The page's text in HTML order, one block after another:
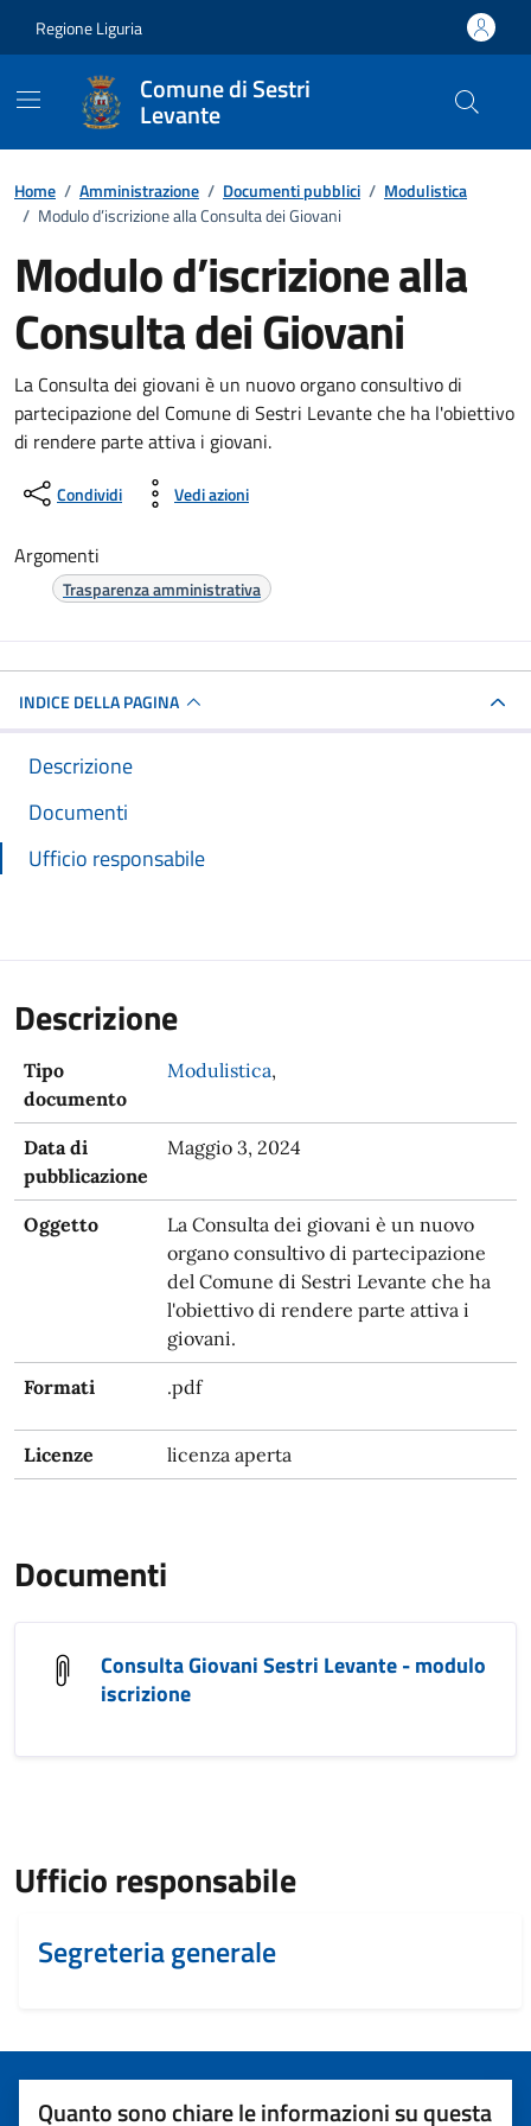
Regione Liguria
Comune di Sestri
Levante
Home / Amministrazione / Documenti pubblici / Modulistica
/ Modulo d’iscrizione alla Consulta dei Giovani
Modulo d’iscrizione alla
Consulta dei Giovani
Dettagli del documento
La Consulta dei giovani è un nuovo organo consultivo di
partecipazione del Comune di Sestri Levante che ha l'obiettivo
di rendere parte attiva i giovani.
Condividi Vedi azioni
Argomenti
Trasparenza amministrativa
INDICE DELLA PAGINA
Descrizione
Documenti
Ufficio responsabile
Descrizione
Tipo
documento
Modulistica,
Data di
pubblicazione
Maggio 3, 2024
Oggetto
La Consulta dei giovani è un nuovo
organo consultivo di partecipazione
del Comune di Sestri Levante che ha
l'obiettivo di rendere parte attiva i
giovani.
Formati .pdf
Licenze licenza aperta
Documenti
Consulta Giovani Sestri Levante - modulo
iscrizione
Ufficio responsabile
Segreteria generale
Quanto sono chiare le informazioni su questa